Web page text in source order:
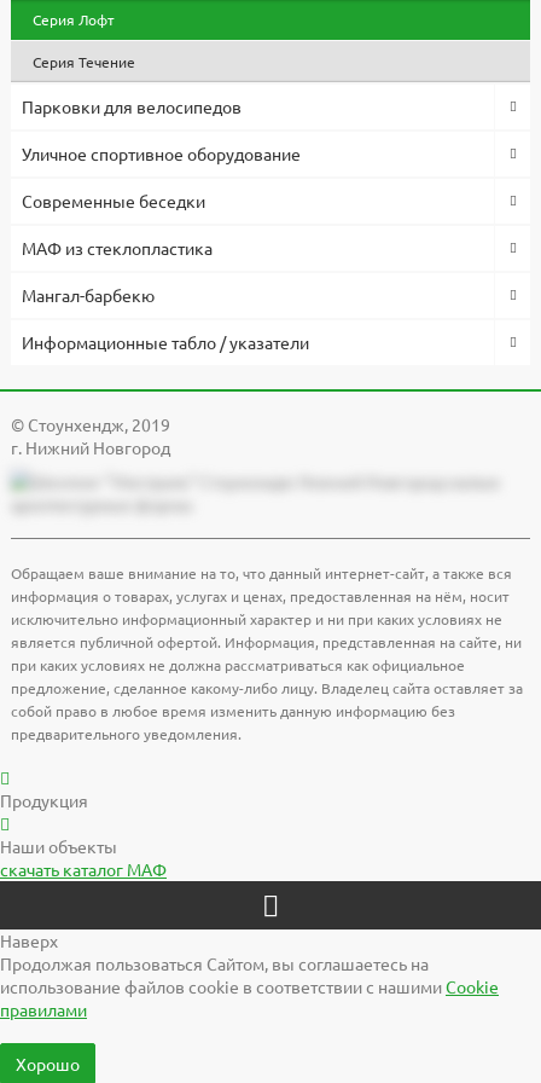
Серия Лофт
Серия Течение
Парковки для велосипедов
Уличное спортивное оборудование
Современные беседки
МАФ из стеклопластика
Мангал-барбекю
Информационные табло / указатели
© Cтоунхендж, 2019
г. Нижний Новгород
Обращаем ваше внимание на то, что данный интернет-сайт, а также вся
информация о товарах, услугах и ценах, предоставленная на нём, носит
исключительно информационный характер и ни при каких условиях не
является публичной офертой. Информация, представленная на сайте, ни
при каких условиях не должна рассматриваться как официальное
предложение, сделанное какому-либо лицу. Владелец сайта оставляет за
собой право в любое время изменить данную информацию без
предварительного уведомления.
Продукция
Наши объекты
скачать каталог МАФ
Наверх
Продолжая пользоваться Сайтом, вы соглашаетесь на
использование файлов cookie в соответствии с нашимиCookiе
правилами
Хорошо